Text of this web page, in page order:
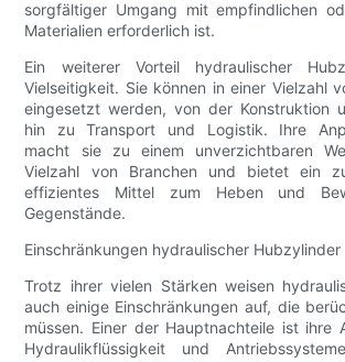
sorgfältiger Umgang mit empfindlichen
Materialien erforderlich ist.
Ein weiterer Vorteil hydraulischer
Vielseitigkeit. Sie können in einer Vielzahl
eingesetzt werden, von der Konstruktion
hin zu Transport und Logistik. Ihre
macht sie zu einem unverzichtbaren
Vielzahl von Branchen und bietet ein
effizientes Mittel zum Heben und
Gegenstände.
Einschränkungen hydraulischer Hubzylinder
Trotz ihrer vielen Stärken weisen
auch einige Einschränkungen auf, die
müssen. Einer der Hauptnachteile ist ihre
Hydraulikflüssigkeit und